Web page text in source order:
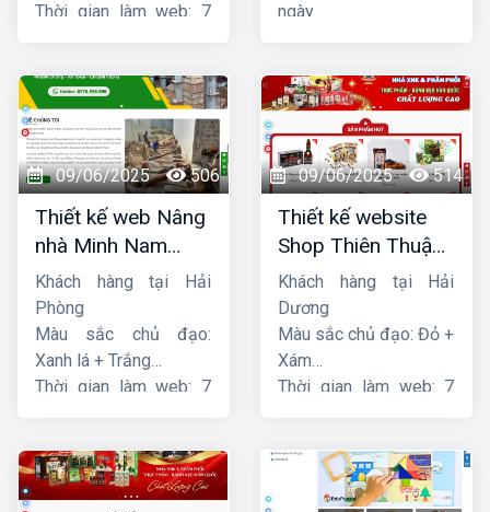
Thời gian làm web: 7
ngày
09/06/2025 506
Thiết kế web Nâng
nhà Minh Nam
Hoàng
Khách hàng tại Hải
Phòng
Màu sắc chủ đạo:
Xanh lá + Trắng
Thời gian làm web: 7
09/06/2025 514
Thiết kế website
Shop Thiên Thuận
Phát
Khách hàng tại Hải
Dương
Màu sắc chủ đạo: Đỏ +
Xám
Thời gian làm web: 7